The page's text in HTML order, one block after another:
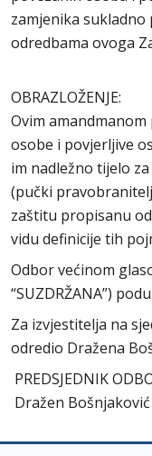
zamjenika
odredbama ovoga
OBRAZLOŽENJE:
Ovim
osobe i povjerljive
im nadležno tijelo
(pučki
zaštitu propisanu
vidu definicije tih
Odbor većinom
“SUZDRŽANA”)
Za izvjestitelja na
odredio Dražena
PREDSJEDNIK
Dražen Bošnjaković